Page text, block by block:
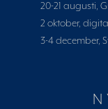
20-21 augusti,
2 oktober,
3-4 december,